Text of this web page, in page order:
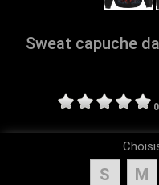
Sweat capuche
S M